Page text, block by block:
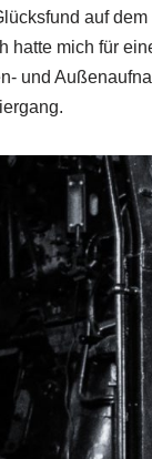
auf
hatte mich für
und